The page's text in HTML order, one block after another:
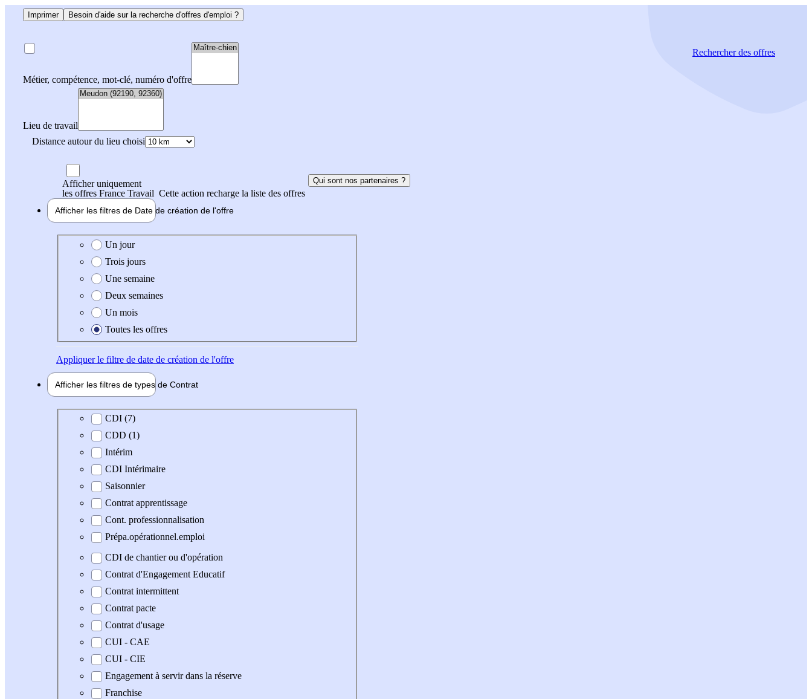
Imprimer Besoin d'aide sur la recherche d'offres d'emploi ?
Métier, compétence, mot-clé, numéro d'offre
Lieu de travail
Distance autour du lieu choisi
Rechercherdes offres
Afficher uniquement
les offres France Travail Cette action recharge la liste des offres
Qui sont nos partenaires ?
Afficher les filtres de Date de création de l'offre
Date de création de l'offre
Un jour
Trois jours
Une semaine
Deux semaines
Un mois
Toutes les offres
Appliquerle filtre de date de création de l'offre
Afficher les filtres de types de Contrat
Type de contrat
CDI (7)
CDD (1)
Intérim
CDI Intérimaire
Saisonnier
Contrat apprentissage
Cont. professionnalisation
Prépa.opérationnel.emploi
CDI de chantier ou d'opération
Contrat d'Engagement Educatif
Contrat intermittent
Contrat pacte
Contrat d'usage
CUI - CAE
CUI - CIE
Engagement à servir dans la réserve
Franchise